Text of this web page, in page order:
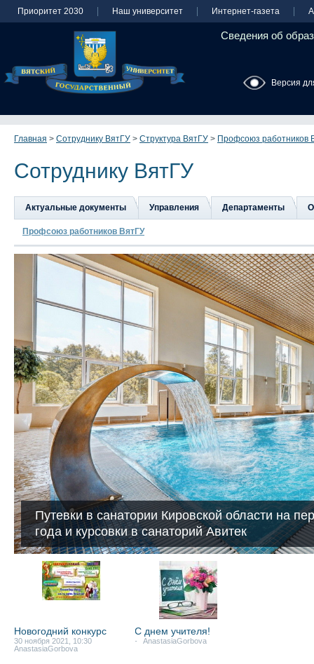
Приоритет 2030 Наш университет Интернет-газета
Сведения об
Версия
Главная > Сотруднику ВятГУ > Структура ВятГУ > Профсоюз работников
Сотруднику ВятГУ
Актуальные документы Управления Департаменты
Профсоюз работников ВятГУ
Путевки в санатории Кировской области на
года и курсовки в санаторий Авитек
Новогодний конкурс
30 ноября 2021, 10:30
AnastasiaGorbova
С днем учителя!
- AnastasiaGorbova